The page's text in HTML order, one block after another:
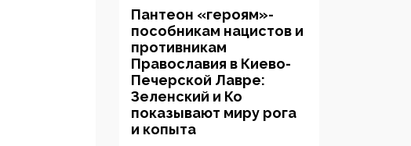
Пантеон «героям»-
пособникам нацистов и
противникам
Православия в Киево-
Печерской Лавре:
Зеленский и Ко
показывают миру рога
и копыта